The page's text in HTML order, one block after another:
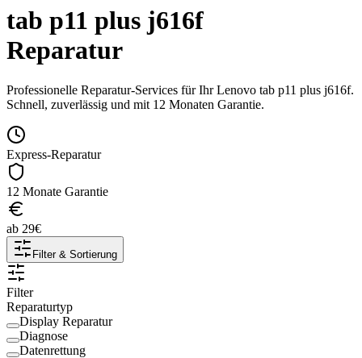
tab p11 plus j616f
Reparatur
Professionelle Reparatur-Services für IhrLenovo tab p11 plus j616f.
Schnell, zuverlässig und mit 12 Monaten Garantie.
Express-Reparatur
12 Monate Garantie
ab 29€
Filter & Sortierung
Filter
Reparaturtyp
Display Reparatur
Diagnose
Datenrettung